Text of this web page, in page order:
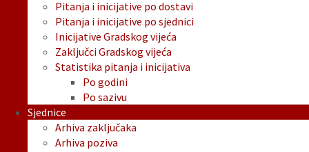
Pitanja i inicijative po dostavi
Pitanja i inicijative po sjednici
Inicijative Gradskog vijeća
Zaključci Gradskog vijeća
Statistika pitanja i inicijativa
Po godini
Po sazivu
Sjednice
Arhiva zaključaka
Arhiva poziva